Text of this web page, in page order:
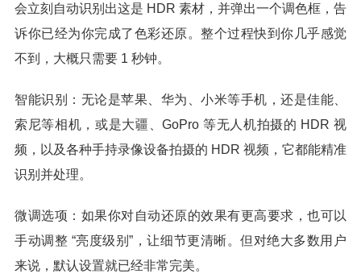
会立刻自动识别出这是 HDR 素材，并弹出一个调色框，告
诉你已经为你完成了色彩还原。整个过程快到你几乎感觉
不到，大概只需要 1 秒钟。
智能识别：无论是苹果、华为、小米等手机，还是佳能、
索尼等相机，或是大疆、GoPro 等无人机拍摄的 HDR 视
频，以及各种手持录像设备拍摄的 HDR 视频，它都能精准
识别并处理。
微调选项：如果你对自动还原的效果有更高要求，也可以
手动调整 “亮度级别”，让细节更清晰。但对绝大多数用户
来说，默认设置就已经非常完美。